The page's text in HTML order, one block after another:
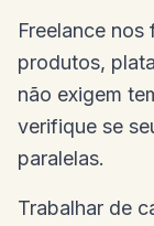
Freelance nos
produtos,
não exigem
verifique se
paralelas.
Trabalhar de